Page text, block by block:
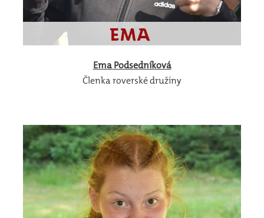
Ema Podsedníková
Členka roverské družiny